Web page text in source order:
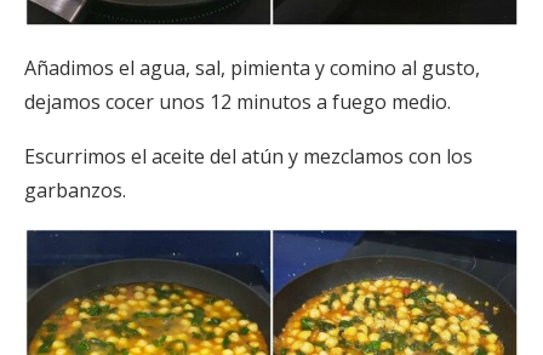
Añadimos el agua, sal, pimienta y comino al gusto,
dejamos cocer unos 12 minutos a fuego medio.
Escurrimos el aceite del atún y mezclamos con los
garbanzos.